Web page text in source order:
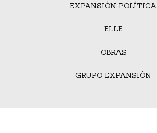
EXPANSIÓN POLÍTICA
ELLE
OBRAS
GRUPO EXPANSIÓN